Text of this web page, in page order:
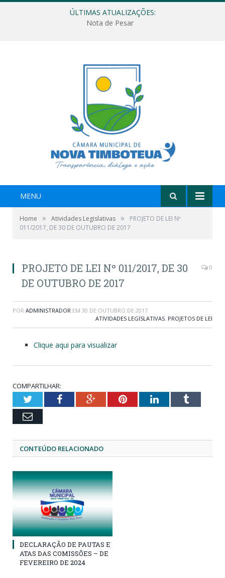
ÚLTIMAS ATUALIZAÇÕES:
Nota de Pesar
MENU
Home » Atividades Legislativas »
PROJETO DE LEI Nº
011/2017, DE 30 DE OUTUBRO DE 2017
PROJETO DE LEI Nº 011/2017, DE 30
DE OUTUBRO DE 2017
0
POR ADMINISTRADOR EM 30 DE OUTUBRO DE 2017
ATIVIDADES LEGISLATIVAS, PROJETOS DE LEI
Clique aqui para visualizar
COMPARTILHAR:
TwitterFacebookGoogle+PinterestLinkedInTumblr
Email
CONTEÚDO RELACIONADO
DECLARAÇÃO DE PAUTAS E
ATAS DAS COMISSÕES – DE
FEVEREIRO DE 2024